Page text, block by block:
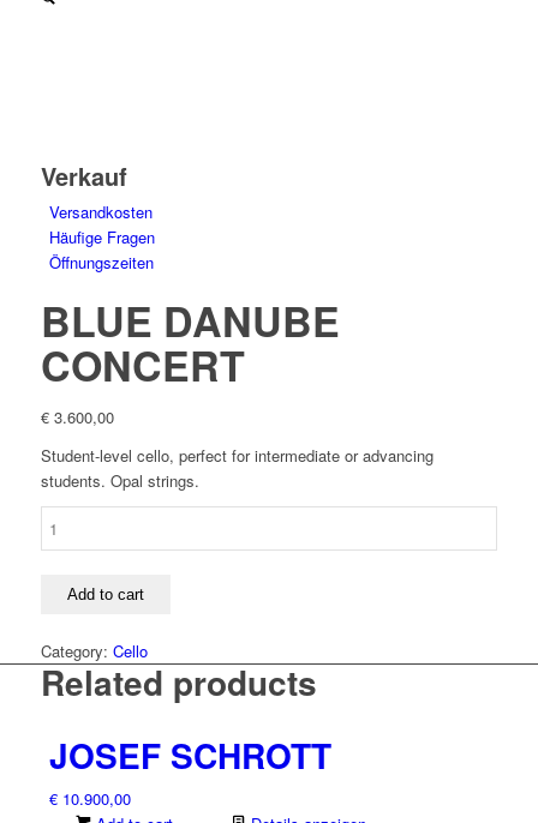
Verkauf
Versandkosten
Häufige Fragen
Öffnungszeiten
BLUE DANUBE
CONCERT
€3.600,00
Student-level cello, perfect for intermediate or advancing
students. Opal strings.
quantity
Add to cart
Category: Cello
Related products
JOSEF SCHROTT
€10.900,00